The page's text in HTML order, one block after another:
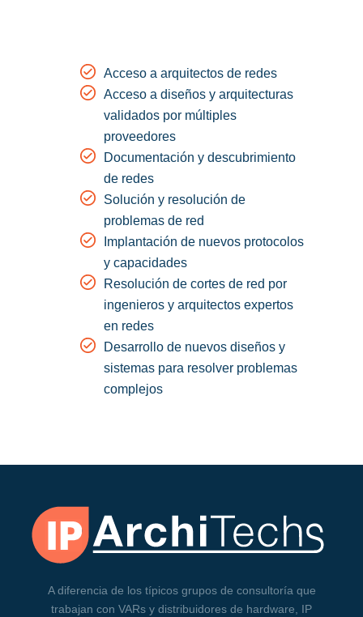
Acceso a arquitectos de redes
Acceso a diseños y arquitecturas
validados por múltiples
proveedores
Documentación y descubrimiento
de redes
Solución y resolución de
problemas de red
Implantación de nuevos protocolos
y capacidades
Resolución de cortes de red por
ingenieros y arquitectos expertos
en redes
Desarrollo de nuevos diseños y
sistemas para resolver problemas
complejos
A diferencia de los típicos grupos de consultoría que
trabajan con VARs y distribuidores de hardware, IP